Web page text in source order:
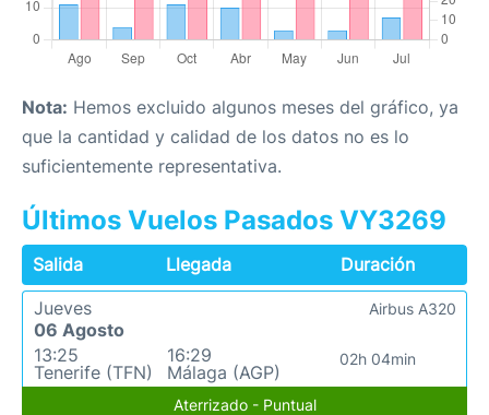
Nota: Hemos excluido algunos meses del gráfico, ya
que la cantidad y calidad de los datos no es lo
suficientemente representativa.
Últimos Vuelos Pasados VY3269
Salida Llegada
Duración
Jueves
06 Agosto
13:25
Tenerife (TFN)
16:29
Málaga (AGP)
02h 04min
Airbus A320
Aterrizado - Puntual